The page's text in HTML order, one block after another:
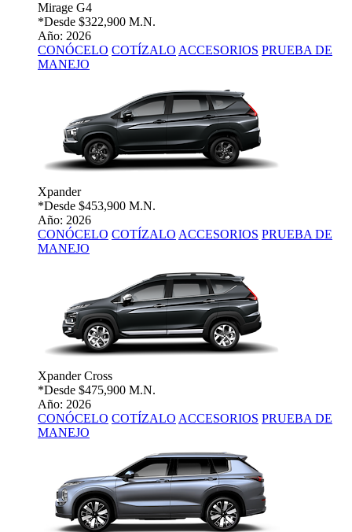
Mirage G4
*Desde $322,900 M.N.
Año: 2026
CONÓCELO COTÍZALO ACCESORIOS PRUEBA DE
MANEJO
Xpander
*Desde $453,900 M.N.
Año: 2026
CONÓCELO COTÍZALO ACCESORIOS PRUEBA DE
MANEJO
Xpander Cross
*Desde $475,900 M.N.
Año: 2026
CONÓCELO COTÍZALO ACCESORIOS PRUEBA DE
MANEJO